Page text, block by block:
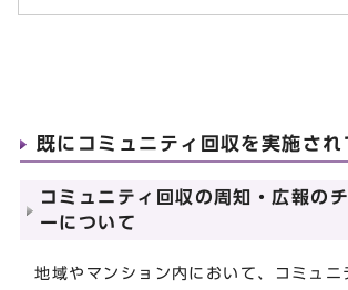
既にコミュニティ回収を実施さ
コミュニティ回収の周知・広報の
ーについて
地域やマンション内において、コミュニ